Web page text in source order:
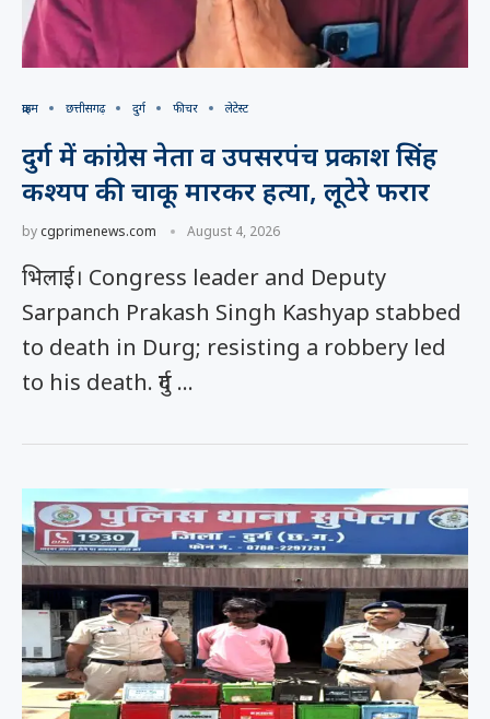
क्राइम छत्तीसगढ़ दुर्ग फीचर लेटेस्ट
दुर्ग में कांग्रेस नेता व उपसरपंच प्रकाश सिंह
कश्यप की चाकू मारकर हत्या, लूटेरे फरार
bycgprimenews.com August 4, 2026
भिलाई। Congress leader and Deputy
Sarpanch Prakash Singh Kashyap stabbed
to death in Durg; resisting a robbery led
to his death. दुर्ग …